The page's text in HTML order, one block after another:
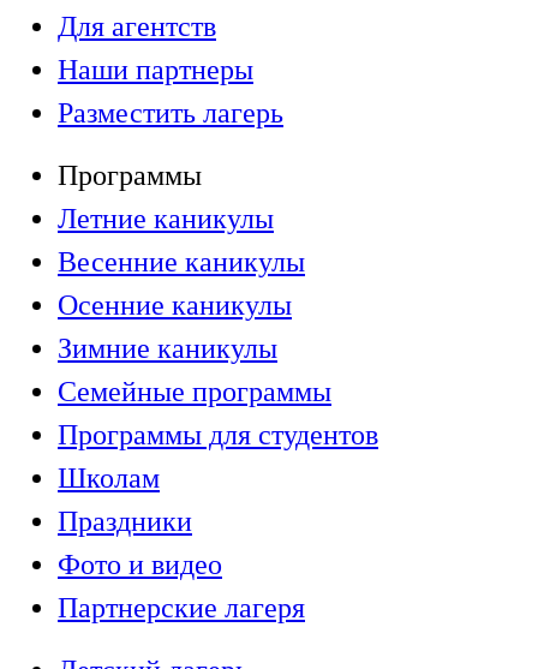
Для агентств
Наши партнеры
Разместить лагерь
Программы
Летние каникулы
Весенние каникулы
Осенние каникулы
Зимние каникулы
Семейные программы
Программы для студентов
Школам
Праздники
Фото и видео
Партнерские лагеря